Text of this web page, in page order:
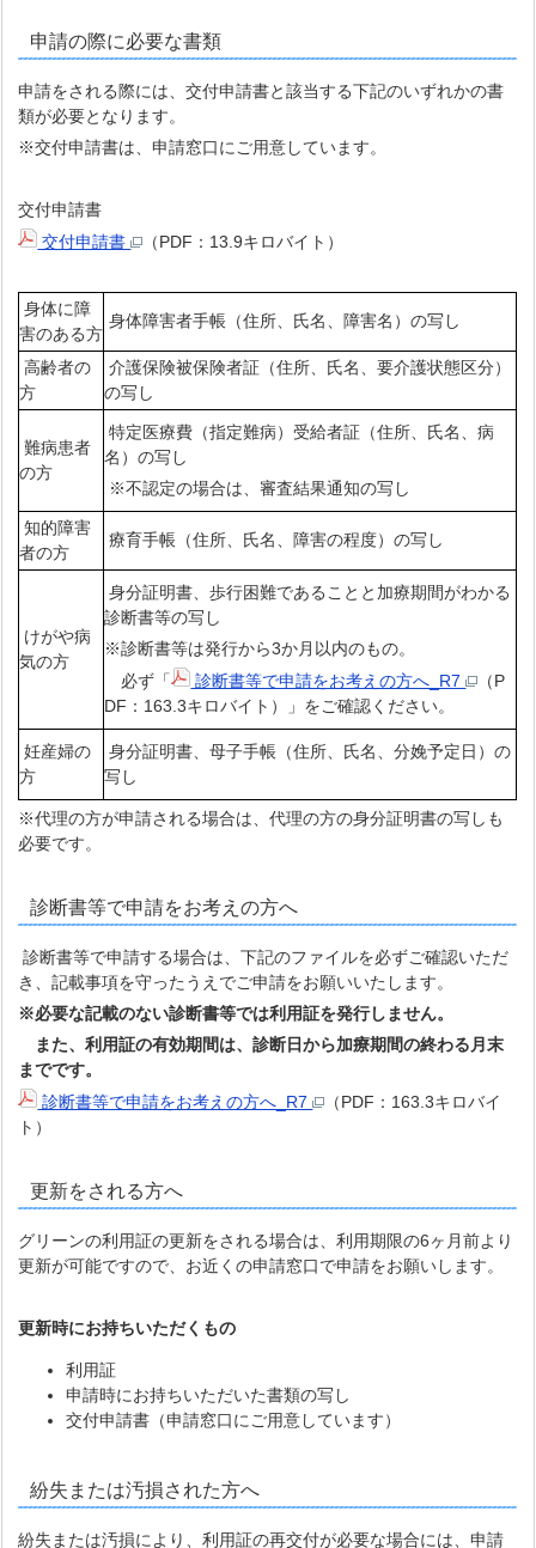
申請の際に必要な書類
申請をされる際には、交付申請書と該当する下記のいずれかの書
類が必要となります。
※交付申請書は、申請窓口にご用意しています。
交付申請書
交付申請書
（PDF：13.9キロバイト）
身体に障
害のある方
身体障害者手帳（住所、氏名、障害名）の写し
高齢者の
方
介護保険被保険者証（住所、氏名、要介護状態区分）
の写し
難病患者
の方
特定医療費（指定難病）受給者証（住所、氏名、病
名）の写し
※不認定の場合は、審査結果通知の写し
知的障害
者の方
療育手帳（住所、氏名、障害の程度）の写し
けがや病
気の方
身分証明書、歩行困難であることと加療期間がわかる
診断書等の写し
※診断書等は発行から3か月以内のもの。
必ず「
診断書等で申請をお考えの方へ_R7
（P
DF：163.3キロバイト）」をご確認ください。
妊産婦の
方
身分証明書、母子手帳（住所、氏名、分娩予定日）の
写し
※代理の方が申請される場合は、代理の方の身分証明書の写しも
必要です。
診断書等で申請をお考えの方へ
診断書等で申請する場合は、下記のファイルを必ずご確認いただ
き、記載事項を守ったうえでご申請をお願いいたします。
※必要な記載のない診断書等では利用証を発行しません。
また、利用証の有効期間は、診断日から加療期間の終わる月末
までです。
診断書等で申請をお考えの方へ_R7
（PDF：163.3キロバイ
ト）
更新をされる方へ
グリーンの利用証の更新をされる場合は、利用期限の6ヶ月前より
更新が可能ですので、お近くの申請窓口で申請をお願いします。
更新時にお持ちいただくもの
利用証
申請時にお持ちいただいた書類の写し
交付申請書（申請窓口にご用意しています）
紛失または汚損された方へ
紛失または汚損により、利用証の再交付が必要な場合には、申請